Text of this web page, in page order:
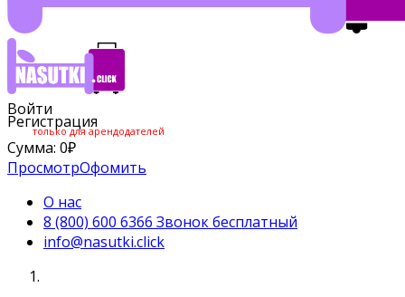
Войти
Регистрация
только для арендодателей
Сумма: 0₽
ПросмотрОфомить
О нас
8 (800) 600 6366 Звонок бесплатный
info@nasutki.click